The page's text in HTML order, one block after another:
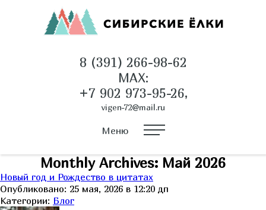
8 (391) 266-98-62
MAX:
+7 902 973-95-26,
vigen-72@mail.ru
Меню
Monthly Archives: Май 2026
Новый год и Рождество в цитатах
Опубликовано: 25 мая, 2026 в 12:20 дп
Категории: Блог